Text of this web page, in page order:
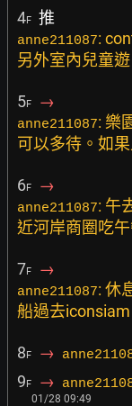
4F 推
anne211087:
另外室內兒童遊
5F →
anne211087: 樂
可以多待。如
6F →
anne211087: 午
近河岸商圈吃
7F →
anne211087: 休
船過去iconsiam
8F →
9F →
01/28 09:49